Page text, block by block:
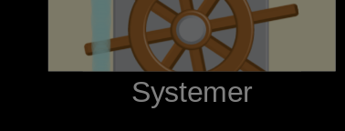
‪Systemer‬